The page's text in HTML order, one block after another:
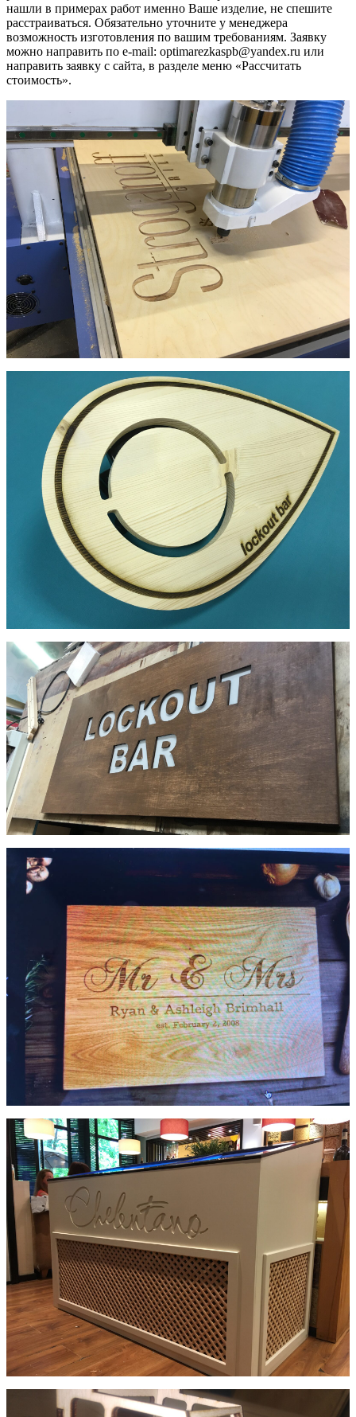
нашли в примерах работ именно Ваше изделие, не спешите
расстраиваться. Обязательно уточните у менеджера
возможность изготовления по вашим требованиям. Заявку
можно направить по e-mail: optimarezkaspb@yandex.ru или
направить заявку с сайта, в разделе меню «Рассчитать
стоимость».